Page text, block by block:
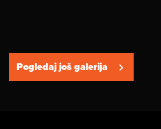
Pogledaj još galerija